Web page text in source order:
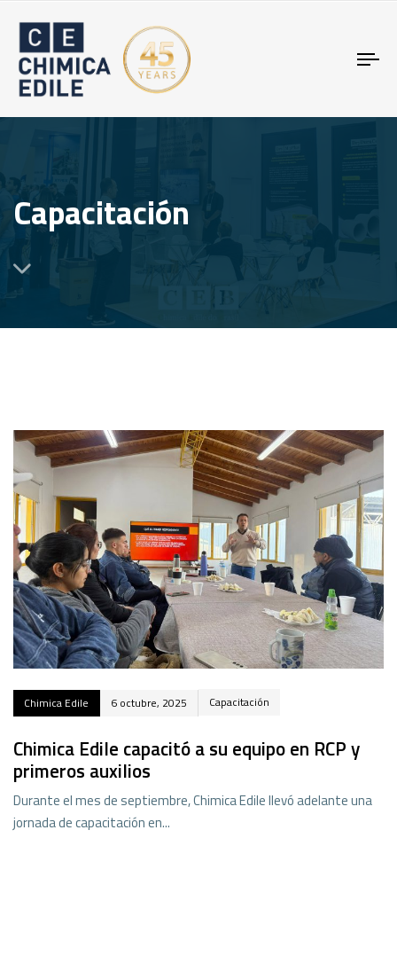
Capacitación
Chimica Edile 6 octubre, 2025 Capacitación
Chimica Edile capacitó a su equipo en RCP y
primeros auxilios
Durante el mes de septiembre, Chimica Edile llevó adelante una
jornada de capacitación en...